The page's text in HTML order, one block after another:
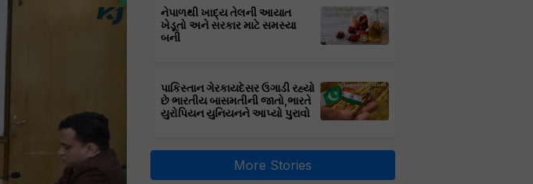
નેપાળથી ખાદ્ય તેલની આયાત
ખેડૂતો અને સરકાર માટે સમસ્યા
બની
પાકિસ્તાન ગેરકાયદેસર ઉગાડી રહ્યો
છે ભારતીય બાસમતીની જાતો,ભારતે
યુરોપિયન યુનિયનને આપ્યો પુરાવો
More Stories